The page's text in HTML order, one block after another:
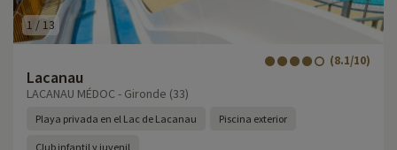
1 / 13
Lacanau
(8.1/10)
LACANAU MÉDOC - Gironde (33)
Playa privada en el Lac de Lacanau Piscina exterior
Club infantil y juvenil